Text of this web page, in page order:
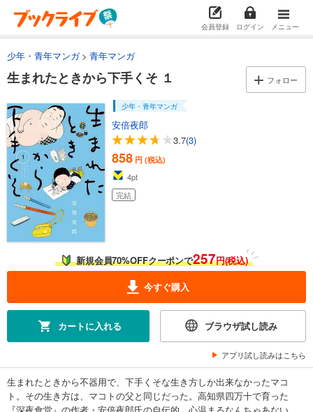
会員登録 ログイン メニュー
少年・青年マンガ 青年マンガ
生まれたときから下手くそ １ フォロー
少年・青年マンガ
安倍夜郎
3.7(3)
858 円 (税込)
4pt
完結
新規会員70%OFFクーポンで257円(税込)
今すぐ購入
カートに入れる ブラウザ試し読み
アプリ試し読みはこちら
生まれたときから不器用で、下手くそな生き方しか出来なかったマコ
ト。その生き方は、マコトの父と同じだった。高知県四万十で育った